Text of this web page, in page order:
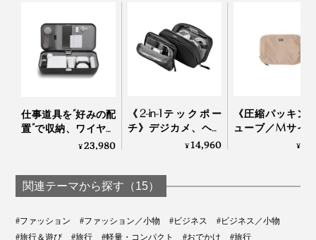
写真左から時計回りに「ブルー」「イエロー」「オレンジ」「ライトグレー」
バッグの中ですぐに見つかり、色違いで揃えれば、何に
何を入れたのか一目瞭然です。
写真左がプロダクトエンジニアの白倉重樹氏
ますが、本品は無縫製なので、360°どの角度にも伸縮可
能。
使う人次第で用途は広がりそう。あなたが見つけた使い
方も、#MONOCOをつけてSNSに投稿してみてくださ
仕事道具を“好みの配
置”で収納、ワイヤレ
ス充電台つきの「ガ
¥23,980
《2-in-1テックポー
チ》デジカメ、ヘッ
ドホン、電源アダプ
の道具がたっぷり入
る「ビジネスポーチ
Orbitkey
¥14,960
《圧縮パッキン
ューブ／Mサイ
『Aww』のスー
類をさらにギュ
¥
関連テーマから探す（15）
#ファッション #ファッション／小物 #ビジネス
#ビジネス／小物
#旅行＆遊び
#旅行 #軽量・コンパクト #おでかけ
#旅行